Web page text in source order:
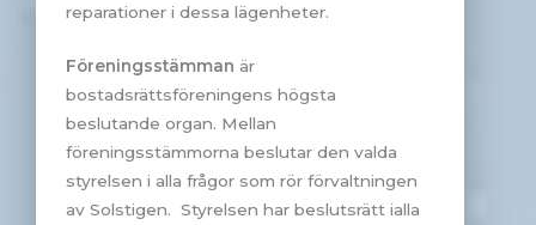
reparationer i dessa lägenheter.
Föreningsstämman är
bostadsrättsföreningens högsta
beslutande organ. Mellan
föreningsstämmorna beslutar den valda
styrelsen i alla frågor som rör förvaltningen
av Solstigen. Styrelsen har beslutsrätt ialla